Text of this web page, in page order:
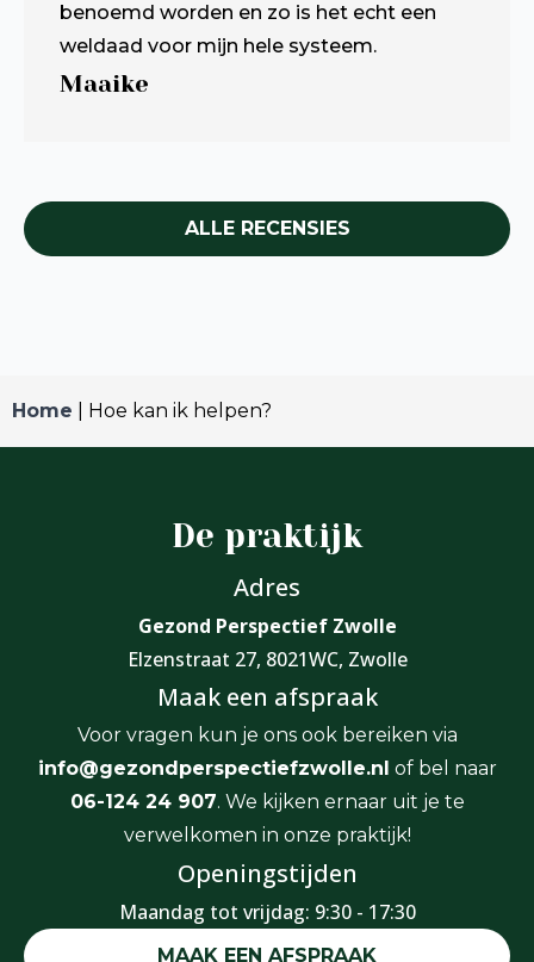
benoemd worden en zo is het echt een
weldaad voor mijn hele systeem.
Maaike
ALLE RECENSIES
Home Hoe kan ik helpen?
De praktijk
Adres
Gezond Perspectief Zwolle
Elzenstraat 27, 8021WC, Zwolle
Maak een afspraak
Voor vragen kun je ons ook bereiken via
info@gezondperspectiefzwolle.nl of bel naar
06-124 24 907. We kijken ernaar uit je te
verwelkomen in onze praktijk!
Openingstijden
Maandag tot vrijdag: 9:30 - 17:30
MAAK EEN AFSPRAAK